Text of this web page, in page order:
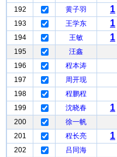
192
黄子羽 1
193
王学东 1
194
王敏 1
195
汪鑫
196
程本涛
197
周开现
198
程鹏程
199
沈晓春 1
200
徐一帆
201
程长亮 1
202
吕同海